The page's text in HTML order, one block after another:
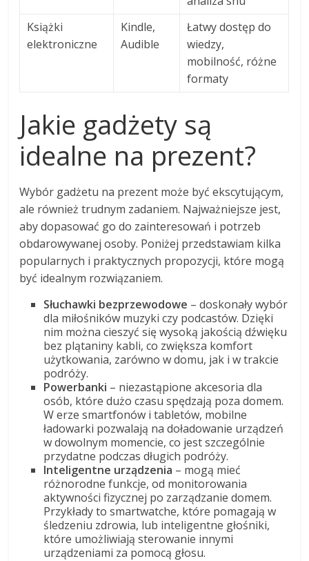
Książki
elektroniczne
Kindle,
Audible
Łatwy dostęp do
wiedzy,
mobilność, różne
formaty
Jakie gadżety są
idealne na prezent?
Wybór gadżetu na prezent może być ekscytującym,
ale również trudnym zadaniem. Najważniejsze jest,
aby dopasować go do zainteresowań i potrzeb
obdarowywanej osoby. Poniżej przedstawiam kilka
popularnych i praktycznych propozycji, które mogą
być idealnym rozwiązaniem.
Słuchawki bezprzewodowe – doskonały wybór
dla miłośników muzyki czy podcastów. Dzięki
nim można cieszyć się wysoką jakością dźwięku
bez plątaniny kabli, co zwiększa komfort
użytkowania, zarówno w domu, jak i w trakcie
podróży.
Powerbanki – niezastąpione akcesoria dla
osób, które dużo czasu spędzają poza domem.
W erze smartfonów i tabletów, mobilne
ładowarki pozwalają na doładowanie urządzeń
w dowolnym momencie, co jest szczególnie
przydatne podczas długich podróży.
Inteligentne urządzenia – mogą mieć
różnorodne funkcje, od monitorowania
aktywności fizycznej po zarządzanie domem.
Przykłady to smartwatche, które pomagają w
śledzeniu zdrowia, lub inteligentne głośniki,
które umożliwiają sterowanie innymi
urządzeniami za pomocą głosu.